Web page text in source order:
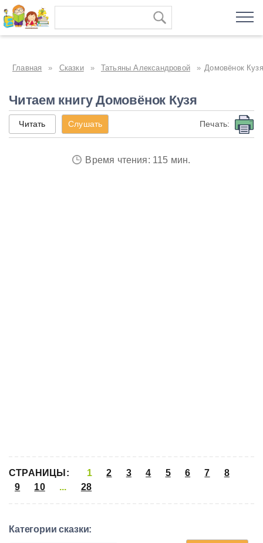
Главная » Сказки » Татьяны Александровой » Домовёнок Кузя
Читаем книгу Домовёнок Кузя
Читать Слушать Печать:
Время чтения: 115 мин.
СТРАНИЦЫ: 1 2 3 4 5 6 7
8
9
10 ... 28
Категории сказки: